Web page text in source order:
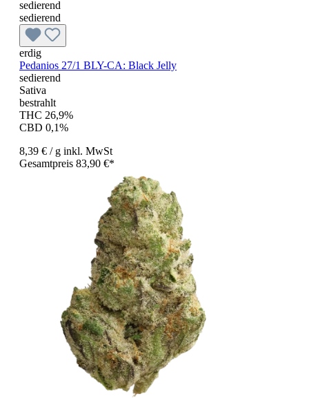
sedierend
sedierend
erdig
Pedanios 27/1 BLY-CA: Black Jelly
sedierend
Sativa
bestrahlt
THC 26,9%
CBD 0,1%
8,39 € / g inkl. MwSt
Gesamtpreis 83,90 €*